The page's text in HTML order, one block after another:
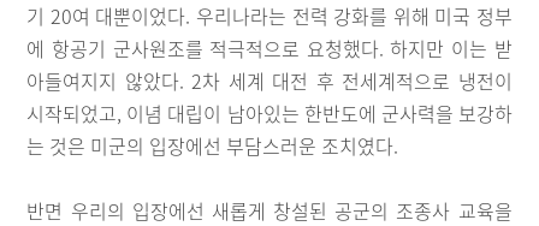
기 20여 대뿐이었다. 우리나라는 전력 강화를 위해 미국 정부
에 항공기 군사원조를 적극적으로 요청했다. 하지만 이는 받
아들여지지 않았다. 2차 세계 대전 후 전세계적으로 냉전이
시작되었고, 이념 대립이 남아있는 한반도에 군사력을 보강하
는 것은 미군의 입장에선 부담스러운 조치였다.
반면 우리의 입장에선 새롭게 창설된 공군의 조종사 교육을